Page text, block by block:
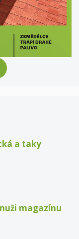
a taky
magazínu